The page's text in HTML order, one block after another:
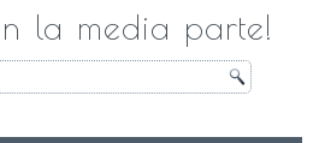
la media parte!